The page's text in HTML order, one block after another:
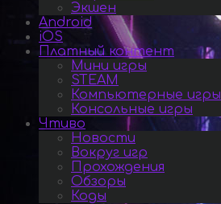
Экшен
Android
iOS
Платный контент
Мини игры
STEAM
Компьютерные игры
Консольные игры
Чтиво
Новости
Вокруг игр
Прохождения
Обзоры
Коды